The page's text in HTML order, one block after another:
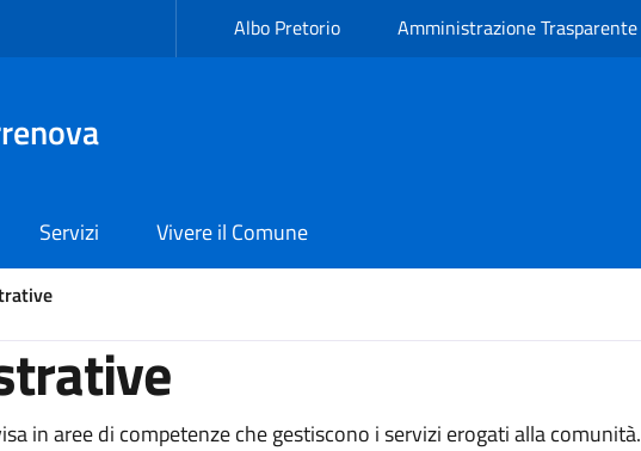
Albo Pretorio Amministrazione Trasparente
Servizi Vivere il Comune
in aree di competenze che gestiscono i servizi erogati alla comunità.